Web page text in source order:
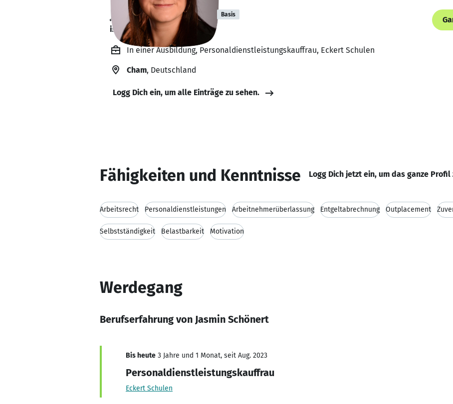
Jasmin Schönert Basis
ist offen für Projekte. 🔎
In einer Ausbildung, Personaldienstleistungskauffrau, Eckert Schulen
Cham, Deutschland
Logg Dich ein, um alle Einträge zu sehen.
Fähigkeiten und Kenntnisse Logg Dich jetzt ein, um das ganze Profil
Arbeitsrecht Personaldienstleistungen Arbeitnehmerüberlassung Entgeltabrechnung Outplacement
Selbstständigkeit Belastbarkeit Motivation
Werdegang
Berufserfahrung von Jasmin Schönert
Bis heute 3 Jahre und 1 Monat, seit Aug. 2023
Personaldienstleistungskauffrau
Eckert Schulen